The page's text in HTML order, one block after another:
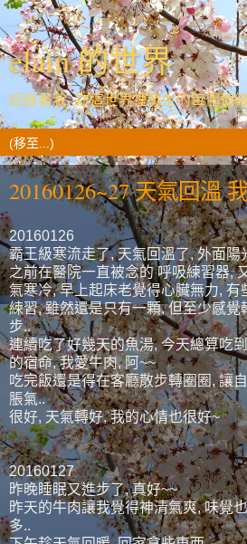
elain 的世界
紀錄著我- 在這世界裡發生的每個情
20160126~27 天氣回溫
20160126
霸王級寒流走了, 天氣回溫了, 外面陽
之前在醫院一直被念的 呼吸練習器,
氣寒冷, 早上起床老覺得心臟無力, 有
練習, 雖然還是只有一顆, 但至少感覺
步..
連續吃了好幾天的魚湯, 今天總算吃
的宿命, 我愛牛肉, 阿~~
吃完飯還是得在客廳散步轉圈圈, 讓
脹氣..
很好, 天氣轉好, 我的心情也很好~
20160127
昨晚睡眠又進步了, 真好~~
昨天的牛肉讓我覺得神清氣爽, 味覺
多..